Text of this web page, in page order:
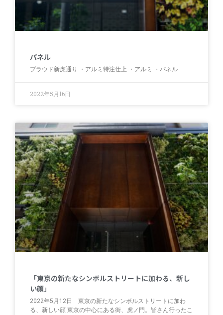
パネル
プラウド新虎通り ・アルミ特注仕上 ・アルミ ・パネル
2022年5月16日
「東京の新たなシンボルストリートに加わる、新し
い顔」
2022年5月12日 東京の新たなシンボルストリートに加わ
る、新しい顔 東京の中心にある街、虎ノ門。皆さん行ったこ